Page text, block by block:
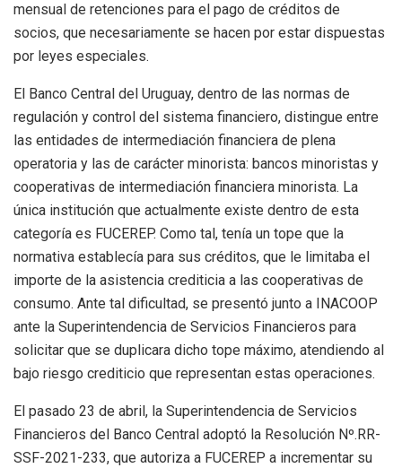
mensual de retenciones para el pago de créditos de
socios, que necesariamente se hacen por estar dispuestas
por leyes especiales.
El Banco Central del Uruguay, dentro de las normas de
regulación y control del sistema financiero, distingue entre
las entidades de intermediación financiera de plena
operatoria y las de carácter minorista: bancos minoristas y
cooperativas de intermediación financiera minorista. La
única institución que actualmente existe dentro de esta
categoría es FUCEREP. Como tal, tenía un tope que la
normativa establecía para sus créditos, que le limitaba el
importe de la asistencia crediticia a las cooperativas de
consumo. Ante tal dificultad, se presentó junto a INACOOP
ante la Superintendencia de Servicios Financieros para
solicitar que se duplicara dicho tope máximo, atendiendo al
bajo riesgo crediticio que representan estas operaciones.
El pasado 23 de abril, la Superintendencia de Servicios
Financieros del Banco Central adoptó la Resolución Nº.RR-
SSF-2021-233, que autoriza a FUCEREP a incrementar su